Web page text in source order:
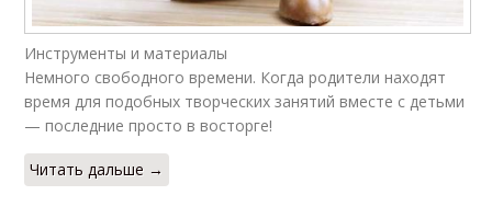
Инструменты и материалы
Немного свободного времени. Когда родители находят
время для подобных творческих занятий вместе с детьми
— последние просто в восторге!
Читать дальше →